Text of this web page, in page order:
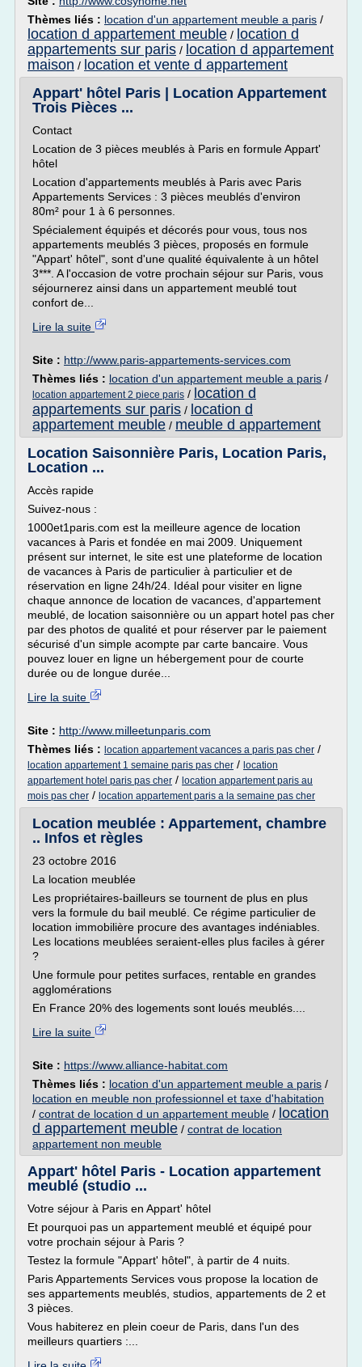
Thèmes liés : location d'un appartement meuble a paris /
location d appartement meuble / location d
appartements sur paris / location d appartement
maison / location et vente d appartement
Appart' hôtel Paris | Location Appartement
Trois Pièces ...
Contact
Location de 3 pièces meublés à Paris en formule Appart'
hôtel
Location d'appartements meublés à Paris avec Paris
Appartements Services : 3 pièces meublés d'environ
80m² pour 1 à 6 personnes.
Spécialement équipés et décorés pour vous, tous nos
appartements meublés 3 pièces, proposés en formule
"Appart' hôtel", sont d'une qualité équivalente à un hôtel
3***. A l'occasion de votre prochain séjour sur Paris, vous
séjournerez ainsi dans un appartement meublé tout
confort de...
Lire la suite
Site : http://www.paris-appartements-services.com
Thèmes liés : location d'un appartement meuble a paris /
location appartement 2 piece paris / location d
appartements sur paris / location d
appartement meuble / meuble d appartement
Location Saisonnière Paris, Location Paris,
Location ...
Accès rapide
Suivez-nous :
1000et1paris.com est la meilleure agence de location
vacances à Paris et fondée en mai 2009. Uniquement
présent sur internet, le site est une plateforme de location
de vacances à Paris de particulier à particulier et de
réservation en ligne 24h/24. Idéal pour visiter en ligne
chaque annonce de location de vacances, d'appartement
meublé, de location saisonnière ou un appart hotel pas cher
par des photos de qualité et pour réserver par le paiement
sécurisé d'un simple acompte par carte bancaire. Vous
pouvez louer en ligne un hébergement pour de courte
durée ou de longue durée...
Lire la suite
Site : http://www.milleetunparis.com
Thèmes liés : location appartement vacances a paris pas cher /
location appartement 1 semaine paris pas cher / location
appartement hotel paris pas cher / location appartement paris au
mois pas cher / location appartement paris a la semaine pas cher
Location meublée : Appartement, chambre
.. Infos et règles
23 octobre 2016
La location meublée
Les propriétaires-bailleurs se tournent de plus en plus
vers la formule du bail meublé. Ce régime particulier de
location immobilière procure des avantages indéniables.
Les locations meublées seraient-elles plus faciles à gérer
?
Une formule pour petites surfaces, rentable en grandes
agglomérations
En France 20% des logements sont loués meublés....
Lire la suite
Site : https://www.alliance-habitat.com
Thèmes liés : location d'un appartement meuble a paris /
location en meuble non professionnel et taxe d'habitation
/ contrat de location d un appartement meuble / location
d appartement meuble / contrat de location
appartement non meuble
Appart' hôtel Paris - Location appartement
meublé (studio ...
Votre séjour à Paris en Appart' hôtel
Et pourquoi pas un appartement meublé et équipé pour
votre prochain séjour à Paris ?
Testez la formule "Appart' hôtel", à partir de 4 nuits.
Paris Appartements Services vous propose la location de
ses appartements meublés, studios, appartements de 2 et
3 pièces.
Vous habiterez en plein coeur de Paris, dans l'un des
meilleurs quartiers :...